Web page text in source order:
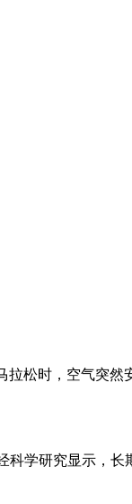
松时，空气突然
学研究显示，长